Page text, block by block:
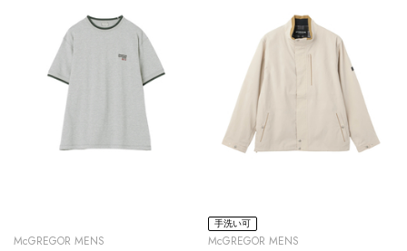
McGREGOR MENS
手洗い可
McGREGOR MENS